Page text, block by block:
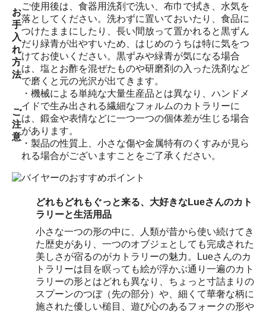
お
手
入
れ
方
法
ご使用後は、食器用洗剤で洗い、布巾で拭き、水気を
落としてください。洗わずに置いておいたり、食品に
つけたままにしたり、長い間放って置かれると黒ずん
だり緑青が出やすいため、はじめのうちは特に気をつ
けてお使いください。黒ずみや緑青が気になる場合
は、塩とお酢を混ぜたものや研磨剤の入った洗剤など
で磨くと元の光沢が出てきます。
ご
注
意
・機械による単純な大量生産品とは異なり、ハンドメ
イドで生み出される繊細なフォルムのカトラリーに
は、鍛金や表情などに一つ一つの個体差が生じる場合
があります。
・製品の性質上、小さな傷や金属特有のくすみが見ら
れる場合がございますことをご了承ください。
どれもどれもぐっと来る、大好きなLueさんのカト
ラリーと生活用品
小さな一つの形の中に、人類が昔から使い続けてき
た歴史があり、一つのオブジェとしても完成された
美しさが宿るのがカトラリーの魅力。Lueさんのカ
トラリーは目を瞑っても絵が浮かぶ通り一遍のカト
ラリーの形とはどれも異なり、ちょっと寸詰まりの
スプーンのつぼ（先の部分）や、細くて華奢な柄に
施された優しい槌目、遊び心のあるフォークの形や